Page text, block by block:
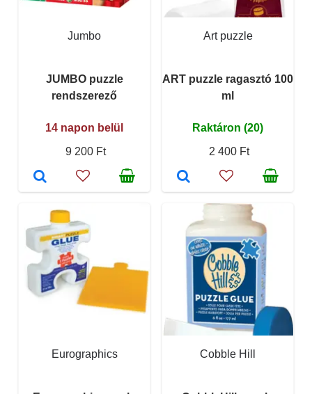
Jumbo
JUMBO puzzle
rendszerező
14 napon belül
9 200 Ft
Art puzzle
ART puzzle ragasztó 100
ml
Raktáron (20)
2 400 Ft
Eurographics Cobble Hill